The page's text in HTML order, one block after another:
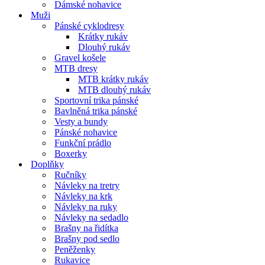
Dámské nohavice
Muži
Pánské cyklodresy
Krátky rukáv
Dlouhý rukáv
Gravel košele
MTB dresy
MTB krátky rukáv
MTB dlouhý rukáv
Sportovní trika pánské
Bavlněná trika pánské
Vesty a bundy
Pánské nohavice
Funkční prádlo
Boxerky
Doplňky
Ručníky
Návleky na tretry
Návleky na krk
Návleky na ruky
Návleky na sedadlo
Brašny na řidítka
Brašny pod sedlo
Peněženky
Rukavice